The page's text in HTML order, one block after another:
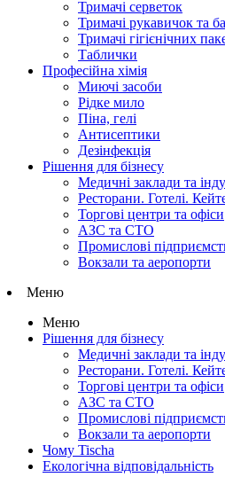
Тримачі серветок
Тримачі рукавичок та
Тримачі гігієнічних
Таблички
Професійна хімія
Миючі засоби
Рідке мило
Піна, гелі
Антисептики
Дезінфекція
Рішення для бізнесу
Медичні заклади та
Ресторани. Готелі.
Торгові центри та офіси
АЗС та СТО
Промислові
Вокзали та аеропорти
Меню
Меню
Рішення для бізнесу
Медичні заклади та
Ресторани. Готелі.
Торгові центри та офіси
АЗС та СТО
Промислові
Вокзали та аеропорти
Чому Tischa
Екологічна відповідальність